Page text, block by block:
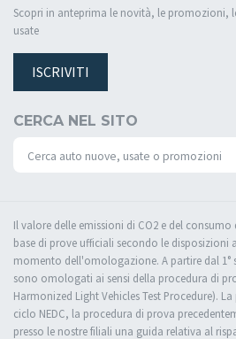
Scopri in anteprima le novità, le promozioni,
usate
ISCRIVITI
CERCA NEL SITO
Il valore delle emissioni di CO2 e del
base di prove ufficiali secondo le disposizioni
momento dell'omologazione. A partire dal 1°
sono omologati ai sensi della procedura di
Harmonized Light Vehicles Test Procedure).
ciclo NEDC, la procedura di prova
presso le nostre filiali una guida relativa al